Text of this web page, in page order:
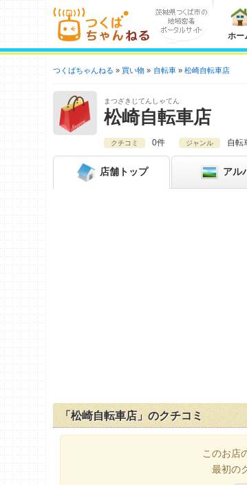
ホー
つくばちゃんねる 買い物 自転車 松崎自転車店
まつざきじてんしゃてん
松崎自転車店
クチコミ 0件 ジャンル 自転
店舗 トップ アル
「松崎自転車店」のクチコミ
このお店
最初の